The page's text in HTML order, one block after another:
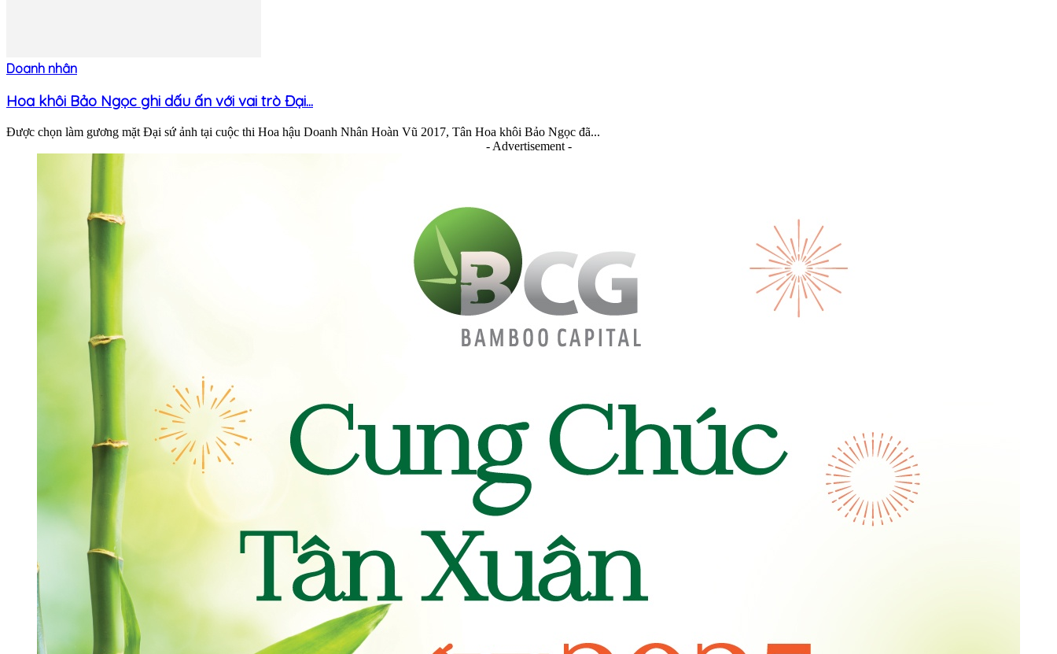
Doanh nhân
Hoa khôi Bảo Ngọc ghi dấu ấn với vai trò Đại...
Được chọn làm gương mặt Đại sứ ảnh tại cuộc thi Hoa hậu Doanh Nhân Hoàn Vũ 2017, Tân Hoa khôi Bảo Ngọc đã...
- Advertisement -